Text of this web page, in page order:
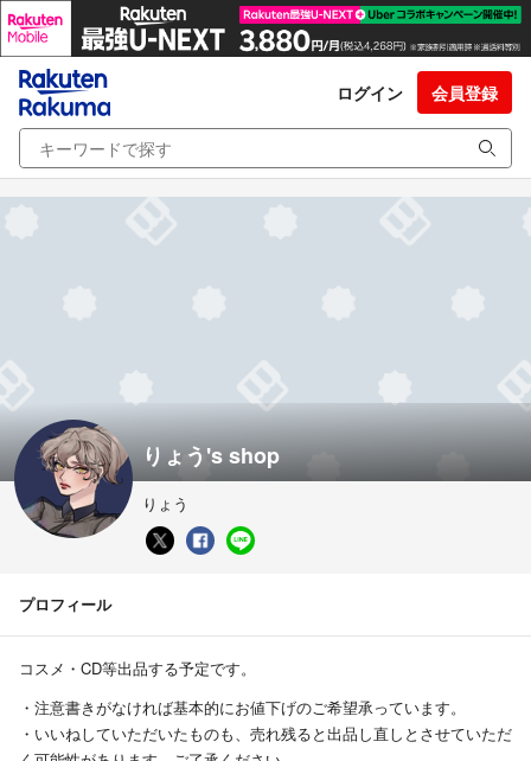
ログイン 会員登録
りょう's shop
りょう
プロフィール
コスメ・CD等出品する予定です。
・注意書きがなければ基本的にお値下げのご希望承っています。
・いいねしていただいたものも、売れ残ると出品し直しとさせていただ